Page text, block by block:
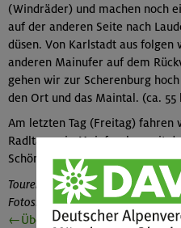
(Windräder) und machen noch
auf der anderen Seite nach
düsen. Von Karlstadt aus folgen
anderen Mainufer auf dem
gehen wir zur Scherenburg
den Ort und das Maintal. (ca.
Am letzten Tag (Freitag) fahren
Radltagen in Mainfranken mit
Schön war’s und mit dem
Tourenbegleitung, Text und Foto:
Fotos: Nanita Bauchrowitz, Karin
←Übersicht Tourenberichte